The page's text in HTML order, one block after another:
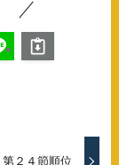
第２４節順位